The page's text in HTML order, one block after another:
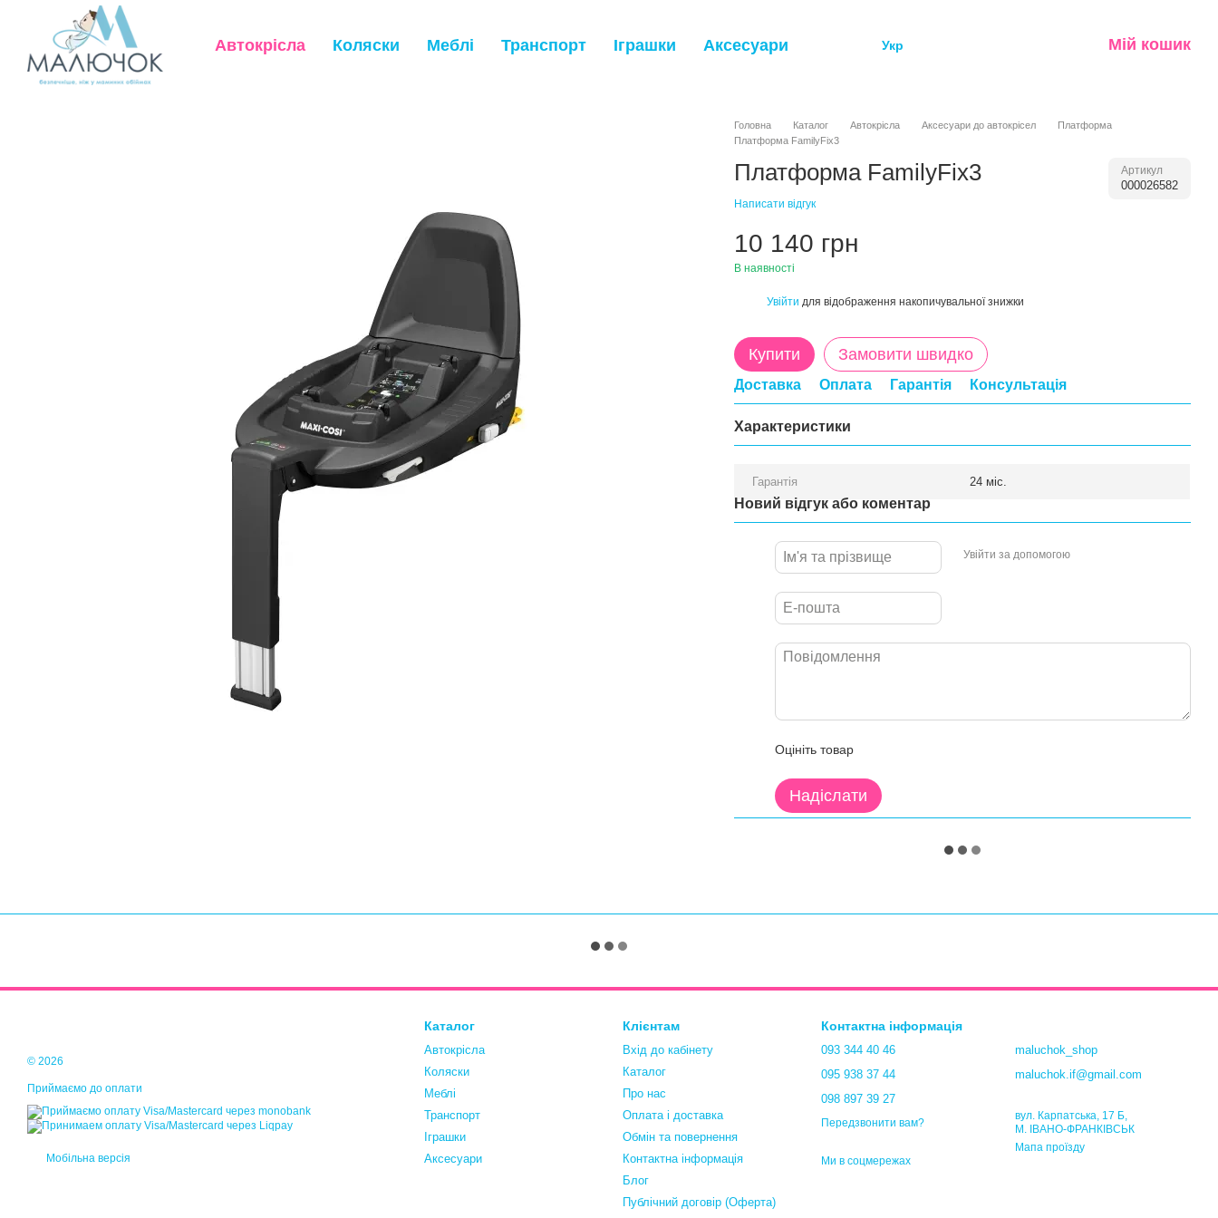
Перейти до основного контенту
Автокрісла Коляски Меблі Транспорт Іграшки Аксесуари Укр Мій кошик
Головна Каталог Автокрісла Аксесуари до автокрісел
Платформа
Платформа FamilyFix3
Платформа FamilyFix3 Артикул
000026582
Написати відгук
10 140 грн
В наявності
Увійти для відображення накопичувальної знижки
Купити Замовити швидко
Доставка Оплата Гарантія Консультація
Характеристики
Гарантія 24 міс.
Новий відгук або коментар
Увійти за допомогою
Оцініть товар
Надіслати
© 2026
Приймаємо до оплати
Мобільна версія
Каталог
Автокрісла
Коляски
Меблі
Транспорт
Іграшки
Аксесуари
Клієнтам
Вхід до кабінету
Каталог
Про нас
Оплата і доставка
Обмін та повернення
Контактна інформація
Блог
Публічний договір (Оферта)
Контактна інформація
093 344 40 46
095 938 37 44
098 897 39 27
Передзвонити вам?
maluchok_shop
maluchok.if@gmail.com
вул. Карпатська, 17 Б,
М. ІВАНО-ФРАНКІВСЬК
Мапа проїзду
Ми в соцмережах